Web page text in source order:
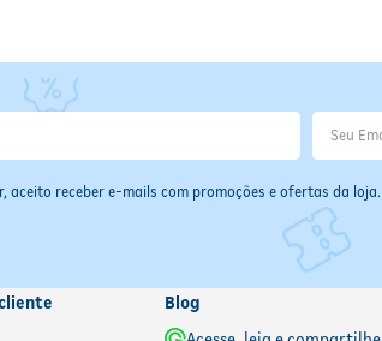
aceito receber e-mails com promoções e ofertas da loja.
Blog